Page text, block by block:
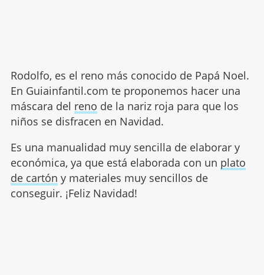
Rodolfo, es el reno más conocido de Papá Noel.
En Guiainfantil.com te proponemos hacer una
máscara del reno de la nariz roja para que los
niños se disfracen en Navidad.
Es una manualidad muy sencilla de elaborar y
económica, ya que está elaborada con un plato
de cartón y materiales muy sencillos de
conseguir. ¡Feliz Navidad!